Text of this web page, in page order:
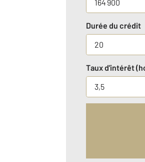
Durée du crédit
Taux d'intérêt